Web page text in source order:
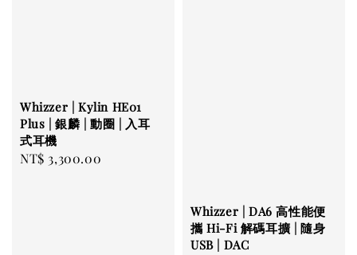
Whizzer | Kylin HE01
Plus | 銀麟 | 動圈 | 入耳
式耳機
Regular
NT$ 3,300.00
Whizzer | DA6 高性能便
攜 Hi-Fi 解碼耳擴 | 隨身
USB | DAC